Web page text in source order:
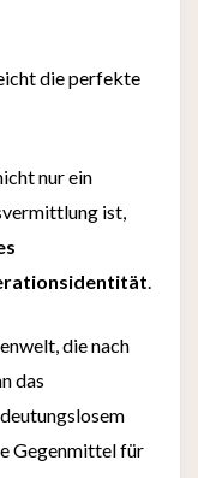
die perfekte
nur ein
ist,
.
die nach
das
Gegenmittel für